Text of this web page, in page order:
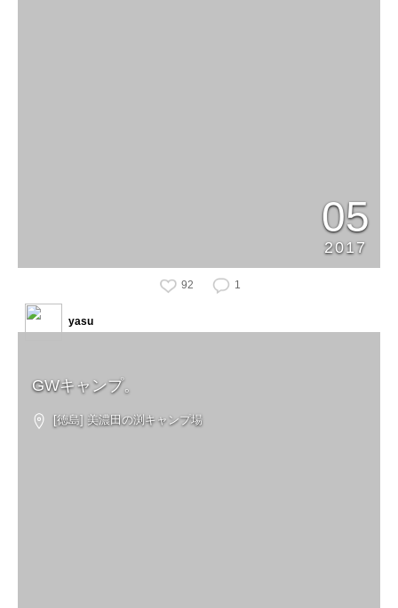
05
2017
92 1
GWキャンプ。
[徳島] 美濃田の渕キャンプ場
yasu